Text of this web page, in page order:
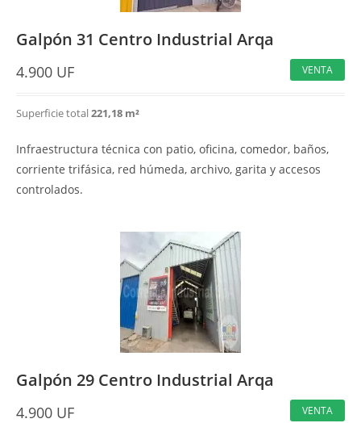
Galpón 31 Centro Industrial Arqa
4.900 UF VENTA
Superficie total221,18 m²
Infraestructura técnica con patio, oficina, comedor, baños,
corriente trifásica, red húmeda, archivo, garita y accesos
controlados.
Galpón 29 Centro Industrial Arqa
4.900 UF VENTA